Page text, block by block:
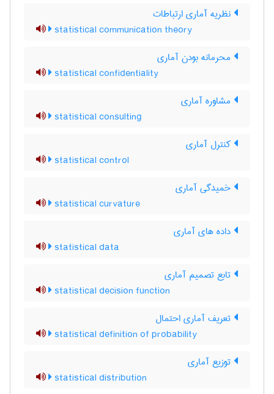
نظریه آماری ارتباطات
statistical communication theory
محرمانه بودن آماری
statistical confidentiality
مشاوره آماری
statistical consulting
کنترل آماری
statistical control
خمیدگی آماری
statistical curvature
داده های آماری
statistical data
تابع تصمیم آماری
statistical decision function
تعریف آماری احتمال
statistical definition of probability
توزیع آماری
statistical distribution